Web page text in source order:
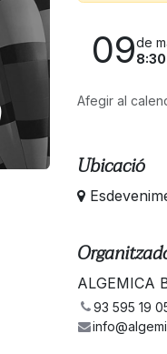
09de
8:30
Afegir al
Ubicació
ALGEMICA
93 595 19